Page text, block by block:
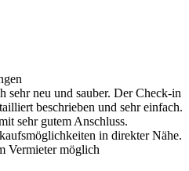
sehr neu und sauber. Der Check-in
beschrieben und sehr einfach.
sehr gutem Anschluss.
in direkter Nähe.
Vermieter möglich